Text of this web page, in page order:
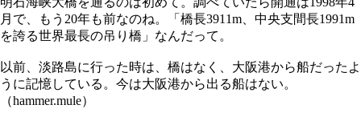
月で、もう20年も前なのね。「橋長3911m、中央支間長1991m
を誇る世界最長の吊り橋」なんだって。
以前、淡路島に行った時は、橋はなく、大阪港から船だったよ
うに記憶している。今は大阪港から出る船はない。
（hammer.mule）